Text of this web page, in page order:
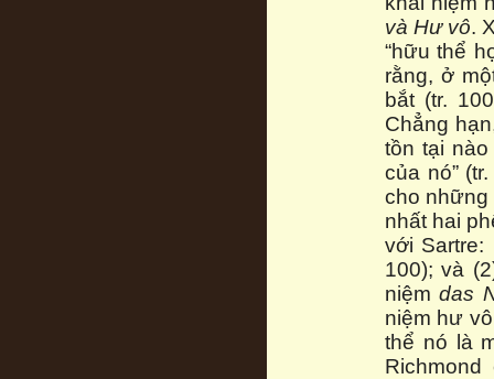
và Hư vô.
“hữu thể
rằng, ở
bắt (tr.
Chẳng
tồn tại nào
của nó”
cho những
nhất hai
với Sartre:
100); và
niệmdas
niệm hư
thể nó là